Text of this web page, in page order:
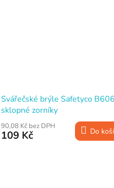
Svářečské brýle Safetyco
sklopné zorníky
90,08 Kč bez DPH
109 Kč Do